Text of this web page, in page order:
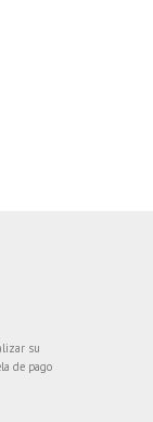
su
de pago